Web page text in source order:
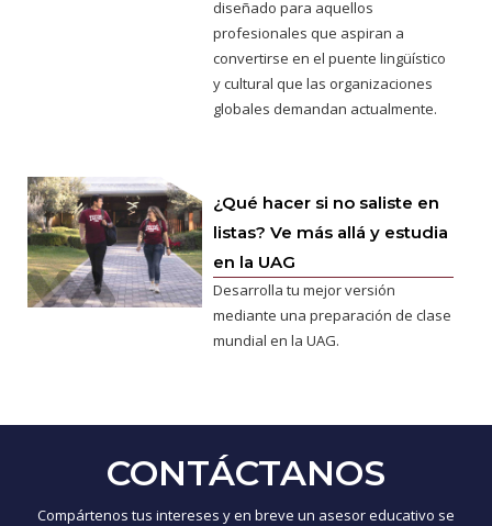
diseñado para aquellos
profesionales que aspiran a
convertirse en el puente lingüístico
y cultural que las organizaciones
globales demandan actualmente.
¿Qué hacer si no saliste en
listas? Ve más allá y estudia
en la UAG
Desarrolla tu mejor versión
mediante una preparación de clase
mundial en la UAG.
CONTÁCTANOS
Compártenos tus intereses y en breve un asesor educativo se